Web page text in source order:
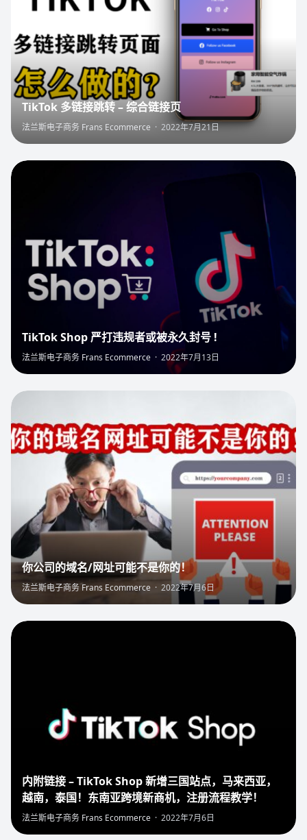
TikTok 多链接跳转 – 综合链接页
法兰斯电子商务 Frans Ecommerce · 2022年7月21日
TikTok Shop 严打违规者或被永久封号 !
法兰斯电子商务 Frans Ecommerce · 2022年7月13日
你公司的域名/网址可能不是你的！
法兰斯电子商务 Frans Ecommerce · 2022年7月6日
内附链接 – TikTok Shop 新增三国站点，马来西亚，
越南，泰国！东南亚跨境新商机，注册流程教学！
法兰斯电子商务 Frans Ecommerce · 2022年7月6日